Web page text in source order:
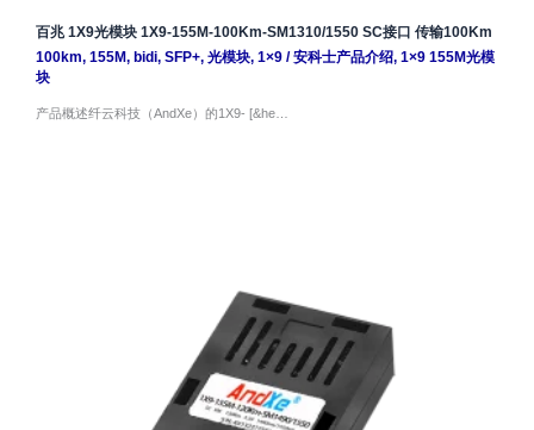
百兆 1X9光模块 1X9-155M-100Km-SM1310/1550 SC接口 传输100Km
100km, 155M, bidi, SFP+, 光模块, 1×9/安科士产品介绍, 1×9 155M光模
块
产品概述纤云科技（AndXe）的1X9- [&he…